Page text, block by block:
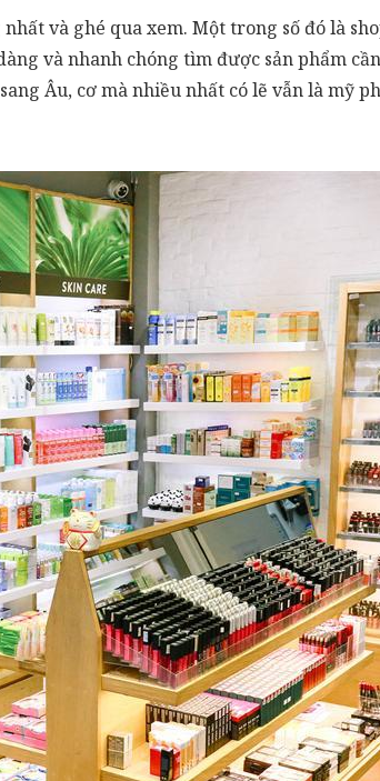
và ghé qua xem. Một trong số đó là
và nhanh chóng tìm được sản phẩm
Âu, cơ mà nhiều nhất có lẽ vẫn là mỹ